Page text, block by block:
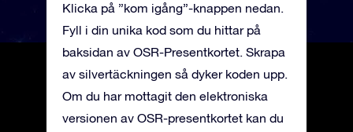
Klicka på ”kom igång”-knappen nedan.
Fyll i din unika kod som du hittar på
baksidan av OSR-Presentkortet. Skrapa
av silvertäckningen så dyker koden upp.
Om du har mottagit den elektroniska
versionen av OSR-presentkortet kan du